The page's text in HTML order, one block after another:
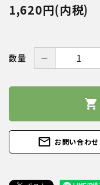
1,620円(内税)
数量 －
shopping_cart
mail_outline お問い合わせ